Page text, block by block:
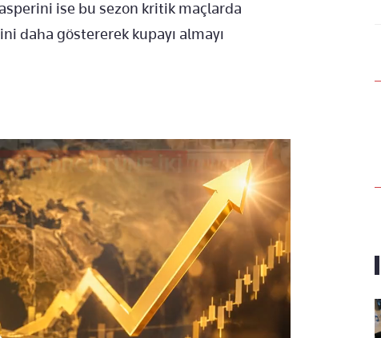
ise bu sezon kritik maçlarda
daha göstererek kupayı almayı